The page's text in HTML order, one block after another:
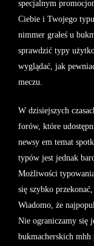
specjalnym
Ciebie i Twojego
nimmer grałeś u
sprawdzić typy
wyglądać, jak
meczu.
W dzisiejszych
forów, które
newsy em temat
typów jest jednak
Możliwości
się szybko
Wiadomo, że
Nie ograniczamy się
bukmacherskich mhh